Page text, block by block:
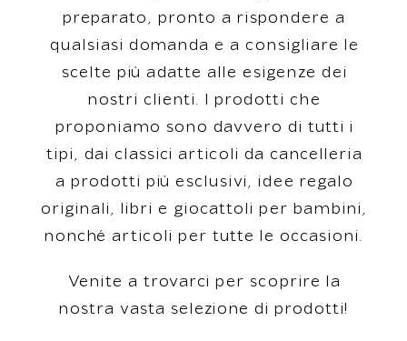
preparato , pronto a rispond ere a
qu alsiasi domanda e a consig li are le
scel te più ad atte alle esigen ze dei
nostri clienti. prod otti che
proponiamo sono d avvero di tutti i
tipi , d ai classici articoli da cancell eria
a prod otti più esclusivi , idee regalo
original i , libri e giocattoli per bambini ,
nonché articoli per tutte le occasioni.
Venite a trovarci perscoprire la
nostra vasta se lezione di prod otti!